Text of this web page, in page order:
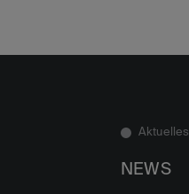
Aktuelles
NEWS